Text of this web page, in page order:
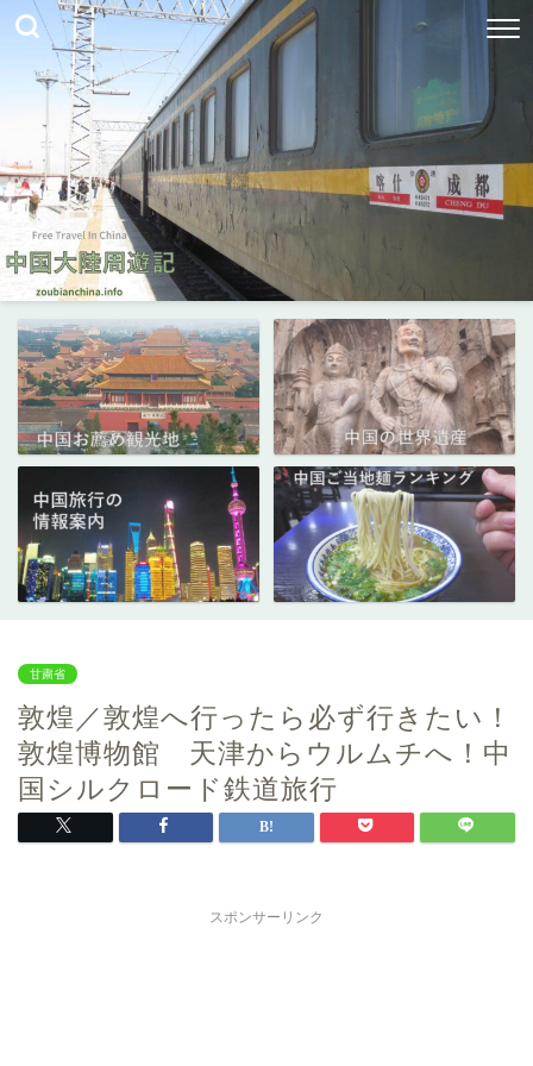
甘粛省
敦煌／敦煌へ行ったら必ず行きたい！
敦煌博物館 天津からウルムチへ！中
国シルクロード鉄道旅行
スポンサーリンク